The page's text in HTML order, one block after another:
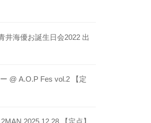
井海優お誕生日会2022 出
@ A.O.P Fes vol.2 【定
2025.12.28 【定点】